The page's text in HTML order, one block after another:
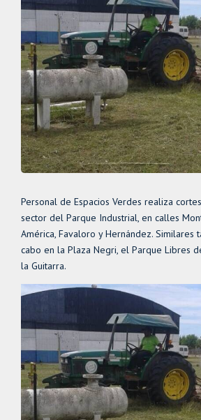
Personal de Espacios Verdes realiza
sector del Parque Industrial, en calles
América, Favaloro y Hernández. Similares
cabo en la Plaza Negri, el Parque Libres
la Guitarra.